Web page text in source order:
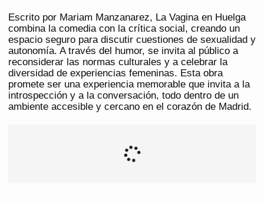
Escrito por Mariam Manzanarez, La Vagina en Huelga
combina la comedia con la crítica social, creando un
espacio seguro para discutir cuestiones de sexualidad y
autonomía. A través del humor, se invita al público a
reconsiderar las normas culturales y a celebrar la
diversidad de experiencias femeninas. Esta obra
promete ser una experiencia memorable que invita a la
introspección y a la conversación, todo dentro de un
ambiente accesible y cercano en el corazón de Madrid.